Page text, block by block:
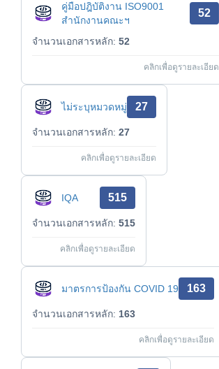
คู่มือปฎิบัติงาน ISO9001
สำนักงานคณะฯ
52
จำนวนเอกสารหลัก: 52
คลิกเพื่อดูรายละเอียด
ไม่ระบุหมวดหมู่ 27
จำนวนเอกสารหลัก: 27
คลิกเพื่อดูรายละเอียด
IQA 515
จำนวนเอกสารหลัก: 515
คลิกเพื่อดูรายละเอียด
มาตรการป้องกัน COVID 19 163
จำนวนเอกสารหลัก: 163
คลิกเพื่อดูรายละเอียด